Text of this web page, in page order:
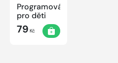
Programování
pro děti
79 Kč